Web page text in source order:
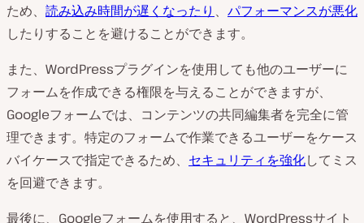
ため、 読み込み時間が遅くなったり 、 パフォーマンスが悪化
したりすることを避けることができます。
また、WordPressプラグインを使用しても他のユーザーに
フォームを作成できる権限を与えることができますが、
Googleフォームでは、コンテンツの共同編集者を完全に管
理できます。特定のフォームで作業できるユーザーをケース
バイケースで指定できるため、 セキュリティを強化してミス
を回避できます。
最後に、Googleフォームを使用すると、WordPressサイト